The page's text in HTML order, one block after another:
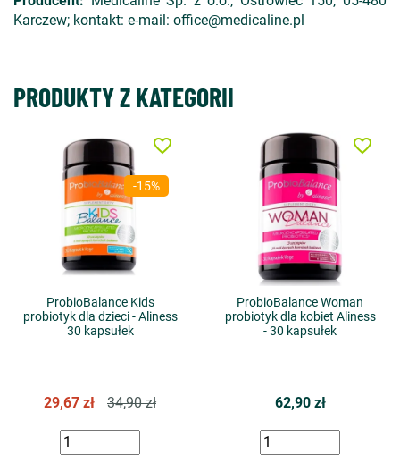
Karczew; kontakt: e-mail: office@medicaline.pl
PRODUKTY Z KATEGORII
-15%
ProbioBalance Kids
probiotyk dla dzieci - Aliness
30 kapsułek
29,67 zł 34,90 zł
favorite_border
ProbioBalance Woman
probiotyk dla kobiet Aliness
- 30 kapsułek
62,90 zł
favorite_border